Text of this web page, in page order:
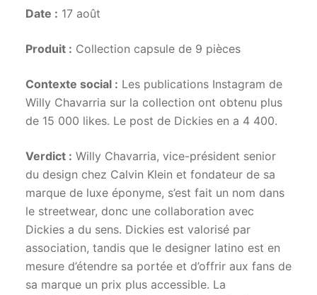
Date : 17 août
Produit : Collection capsule de 9 pièces
Contexte social : Les publications Instagram de
Willy Chavarria sur la collection ont obtenu plus
de 15 000 likes. Le post de Dickies en a 4 400.
Verdict : Willy Chavarria, vice-président senior
du design chez Calvin Klein et fondateur de sa
marque de luxe éponyme, s’est fait un nom dans
le streetwear, donc une collaboration avec
Dickies a du sens. Dickies est valorisé par
association, tandis que le designer latino est en
mesure d’étendre sa portée et d’offrir aux fans de
sa marque un prix plus accessible. La